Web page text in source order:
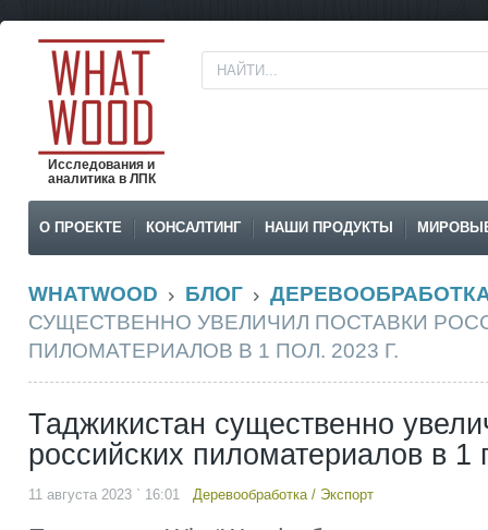
Исследования и
аналитика в ЛПК
О ПРОЕКТЕ КОНСАЛТИНГ НАШИ ПРОДУКТЫ
WHATWOOD БЛОГ
СУЩЕСТВЕННО УВЕЛИЧИЛ ПОСТАВКИ
ПИЛОМАТЕРИАЛОВ В 1 ПОЛ. 2023 Г.
Таджикистан существенно
российских пиломатериалов в 1
11 августа 2023 ` 16:01 Деревообработка/ Экспорт